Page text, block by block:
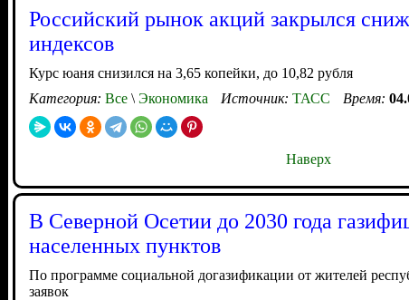
Российский рынок акций закрылся
индексов
Курс юаня снизился на 3,65 копейки, до 10,82 рубля
Категория: Все \ Экономика Источник: ТАСС Время:
Наверх
В Северной Осетии до 2030 года
населенных пунктов
По программе социальной догазификации от жителей
заявок